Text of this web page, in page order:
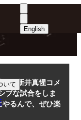
한국어
中文（简体
いて
English
vs 新井真惺コメ
ブな試合をしま
るんで、ぜひ楽